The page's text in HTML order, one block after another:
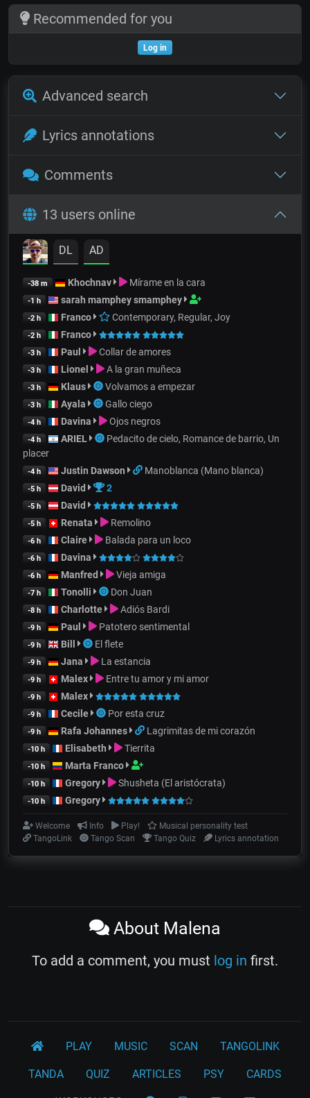
Recommended for you
Log in
Advanced search
Lyrics annotations
Comments
13 users online
DL AD
-38 m Khochnav Mírame en la cara
-1 h sarah mamphey smamphey
-2 h Franco Contemporary, Regular, Joy
-2 h Franco
-3 h Paul Collar de amores
-3 h Lionel A la gran muñeca
-3 h Klaus Volvamos a empezar
-3 h Ayala Gallo ciego
-4 h Davina Ojos negros
-4 h ARIEL
Pedacito de cielo, Romance de barrio, Un
placer
-4 h Justin Dawson Manoblanca (Mano blanca)
-5 h David 2
-5 h David
-5 h Renata Remolino
-6 h Claire Balada para un loco
-6 h Davina
-6 h Manfred Vieja amiga
-7 h Tonolli Don Juan
-8 h Charlotte Adiós Bardi
-9 h Paul Patotero sentimental
-9 h Bill El flete
-9 h Jana La estancia
-9 h Malex Entre tu amor y mi amor
-9 h Malex
-9 h Cecile Por esta cruz
-9 h Rafa Johannes Lagrimitas de mi corazón
-10 h Elisabeth Tierrita
-10 h Marta Franco
-10 h Gregory Shusheta (El aristócrata)
-10 h Gregory
Welcome Info Play!
Musical personality test
TangoLink
Tango Scan Tango Quiz Lyrics annotation
About Malena
To add a comment, you must log in first.
PLAY MUSIC SCAN TANGOLINK
TANDA QUIZ ARTICLES PSY CARDS